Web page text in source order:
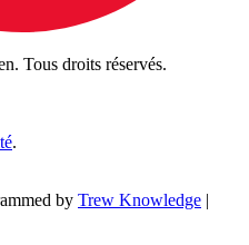
Tous droits réservés.
.
by Trew Knowledge |